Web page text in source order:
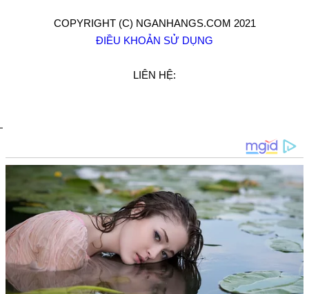
COPYRIGHT (C) NGANHANGS.COM 2021
ĐIỀU KHOẢN SỬ DỤNG
LIÊN HỆ: